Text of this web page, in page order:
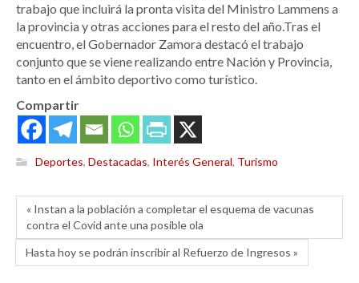
trabajo que incluirá la pronta visita del Ministro Lammens a
la provincia y otras acciones para el resto del año.Tras el
encuentro, el Gobernador Zamora destacó el trabajo
conjunto que se viene realizando entre Nación y Provincia,
tanto en el ámbito deportivo como turístico.
Compartir
Deportes, Destacadas, Interés General, Turismo
« Instan a la población a completar el esquema de vacunas
contra el Covid ante una posible ola
Hasta hoy se podrán inscribir al Refuerzo de Ingresos »